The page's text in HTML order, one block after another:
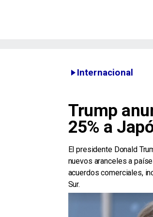
Internacional
Trump
25% a
El presidente Donald
nuevos aranceles a
acuerdos comerciales,
Sur.